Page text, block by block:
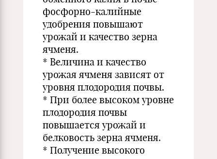
фосфорно-калийные
удобрения повышают
урожай и качество зерна
ячменя.
* Величина и качество
урожая ячменя зависят от
уровня плодородия почвы.
* При более высоком уровне
плодородия почвы
повышается урожай и
белковость зерна ячменя.
* Получение высокого